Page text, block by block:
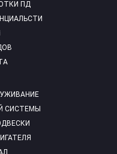
СИСТЕМЫ
ПД